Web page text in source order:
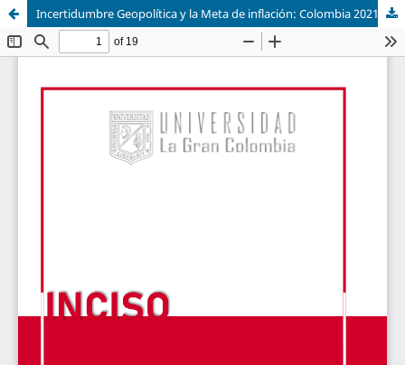
Incertidumbre Geopolítica y la Meta de inflación: Colombia 2021–2024